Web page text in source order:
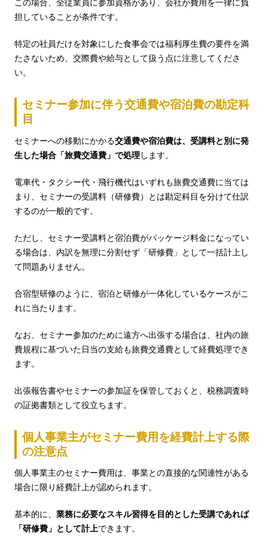
この場合、全従業員に参加資格があり、会社が費用を一律に負
担していることが条件です。
特定の社員だけを対象にした食事会では福利厚生費の要件を満
たさないため、交際費や給与として扱う点に注意してくださ
い。
セミナー参加に伴う交通費や宿泊費の勘定科
目
セミナーへの移動にかかる交通費や宿泊費は、受講料と別に発
生した場合「旅費交通費」で処理します。
電車代・タクシー代・飛行機代はいずれも旅費交通費に当ては
まり、セミナーの受講料（研修費）とは勘定科目を分けて仕訳
するのが一般的です。
ただし、セミナー受講料と宿泊費がパッケージ料金になってい
る場合は、内訳を無理に分割せず「研修費」として一括計上し
て問題ありません。
合宿型研修のように、宿泊と研修が一体化しているケースがこ
れに当たります。
なお、セミナー参加のために遠方へ出張する場合は、社内の旅
費規程に基づいた日当の支給も旅費交通費として経費処理でき
ます。
出張報告書やセミナーの参加証を保管しておくと、税務調査時
の証拠書類として役立ちます。
個人事業主がセミナー費用を経費計上する際
の注意点
個人事業主のセミナー費用は、事業との直接的な関連性がある
場合に限り経費計上が認められます。
基本的に、 業務に必要なスキル習得を目的とした受講であれば
「研修費」として計上できます。